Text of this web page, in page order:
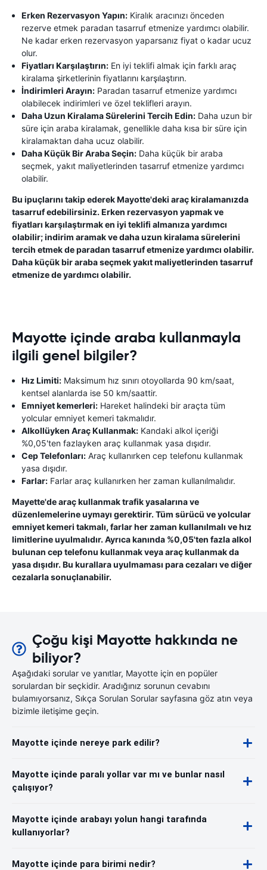
Erken Rezervasyon Yapın: Kiralık aracınızı önceden
rezerve etmek paradan tasarruf etmenize yardımcı olabilir.
Ne kadar erken rezervasyon yaparsanız fiyat o kadar ucuz
olur.
Fiyatları Karşılaştırın: En iyi teklifi almak için farklı araç
kiralama şirketlerinin fiyatlarını karşılaştırın.
İndirimleri Arayın: Paradan tasarruf etmenize yardımcı
olabilecek indirimleri ve özel teklifleri arayın.
Daha Uzun Kiralama Sürelerini Tercih Edin: Daha uzun bir
süre için araba kiralamak, genellikle daha kısa bir süre için
kiralamaktan daha ucuz olabilir.
Daha Küçük Bir Araba Seçin: Daha küçük bir araba
seçmek, yakıt maliyetlerinden tasarruf etmenize yardımcı
olabilir.
Bu ipuçlarını takip ederek Mayotte'deki araç kiralamanızda
tasarruf edebilirsiniz. Erken rezervasyon yapmak ve
fiyatları karşılaştırmak en iyi teklifi almanıza yardımcı
olabilir; indirim aramak ve daha uzun kiralama sürelerini
tercih etmek de paradan tasarruf etmenize yardımcı olabilir.
Daha küçük bir araba seçmek yakıt maliyetlerinden tasarruf
etmenize de yardımcı olabilir.
Mayotte içinde araba kullanmayla
ilgili genel bilgiler?
Hız Limiti: Maksimum hız sınırı otoyollarda 90 km/saat,
kentsel alanlarda ise 50 km/saattir.
Emniyet kemerleri: Hareket halindeki bir araçta tüm
yolcular emniyet kemeri takmalıdır.
Alkollüyken Araç Kullanmak: Kandaki alkol içeriği
%0,05'ten fazlayken araç kullanmak yasa dışıdır.
Cep Telefonları: Araç kullanırken cep telefonu kullanmak
yasa dışıdır.
Farlar: Farlar araç kullanırken her zaman kullanılmalıdır.
Mayette'de araç kullanmak trafik yasalarına ve
düzenlemelerine uymayı gerektirir. Tüm sürücü ve yolcular
emniyet kemeri takmalı, farlar her zaman kullanılmalı ve hız
limitlerine uyulmalıdır. Ayrıca kanında %0,05'ten fazla alkol
bulunan cep telefonu kullanmak veya araç kullanmak da
yasa dışıdır. Bu kurallara uyulmaması para cezaları ve diğer
cezalarla sonuçlanabilir.
Çoğu kişi Mayotte hakkında ne
biliyor?
Aşağıdaki sorular ve yanıtlar, Mayotte için en popüler
sorulardan bir seçkidir. Aradığınız sorunun cevabını
bulamıyorsanız, Sıkça Sorulan Sorular sayfasına göz atın veya
bizimle iletişime geçin.
Mayotte içinde nereye park edilir?
Mayotte içinde paralı yollar var mı ve bunlar nasıl
çalışıyor?
Mayotte içinde arabayı yolun hangi tarafında
kullanıyorlar?
Mayotte içinde para birimi nedir?